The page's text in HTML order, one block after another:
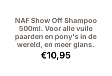
btw: 9,05
NAF Show Off Shampoo
500ml. Voor alle vuile
paarden en pony's in de
wereld, en meer glans.
Prijs: 10,95,
€10,95